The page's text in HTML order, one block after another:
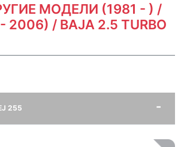
МОДЕЛИ (1981 - ) /
2006) / BAJA 2.5 TURBO
255